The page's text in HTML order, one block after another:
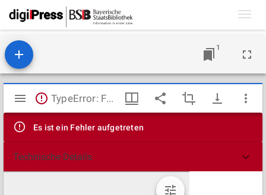
1
Mirador
Viewer
TypeError: Failed to fetch
Es ist ein Fehler aufgetreten
Technische Details